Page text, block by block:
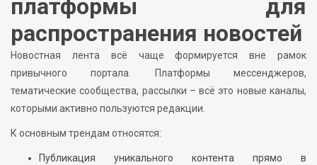
платформы для
распространения новостей
Новостная лента всё чаще формируется вне рамок
привычного портала. Платформы мессенджеров,
тематические сообщества, рассылки – всё это новые каналы,
которыми активно пользуются редакции.
К основным трендам относятся:
Публикация уникального контента прямо в